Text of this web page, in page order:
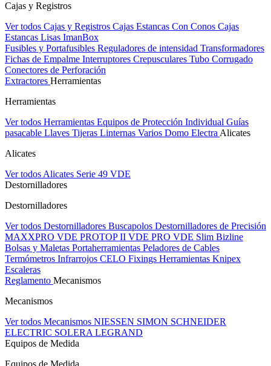
Cajas y Registros
Ver todos Cajas y Registros Cajas Estancas Con Conos Cajas
Estancas Lisas ImanBox
Fusibles y Portafusibles Reguladores de intensidad Transformadores
Fichas de Empalme Interruptores Crepusculares Tubo Corrugado
Conectores de Perforación
Extractores Herramientas
Herramientas
Ver todos Herramientas Equipos de Protección Individual Guías
pasacable Llaves Tijeras Linternas Varios Domo Electra Alicates
Alicates
Ver todos Alicates Serie 49 VDE
Destornilladores
Destornilladores
Ver todos Destornilladores Buscapolos Destornilladores de Precisión
MAXXPRO VDE PROTOP II VDE PRO VDE Slim Bizline
Bolsas y Maletas Portaherramientas Peladores de Cables
Termómetros Infrarrojos CELO Fixings Herramientas Knipex
Escaleras
Reglamento Mecanismos
Mecanismos
Ver todos Mecanismos NIESSEN SIMON SCHNEIDER
ELECTRIC SOLERA LEGRAND
Equipos de Medida
Equipos de Medida